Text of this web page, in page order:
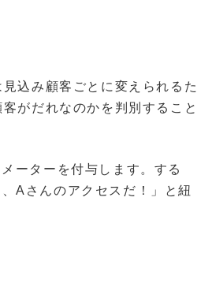
込み顧客ごとに変えられるた
がだれなのかを判別すること
ーターを付与します。する
Aさんのアクセスだ！」と紐